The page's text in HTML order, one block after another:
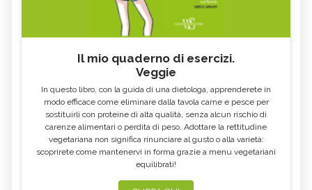
Il mio quaderno di esercizi.
Veggie
In questo libro, con la guida di una dietologa, apprenderete in
modo efficace come eliminare dalla tavola carne e pesce per
sostituirli con proteine di alta qualità, senza alcun rischio di
carenze alimentari o perdita di peso. Adottare la rettitudine
vegetariana non significa rinunciare al gusto o alla varietà:
scoprirete come mantenervi in forma grazie a menu vegetariani
equilibrati!